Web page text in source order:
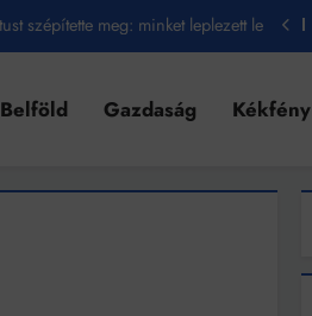
szépítette meg: minket leplezett le
boldogabbá tesz, mint a szerelem
Belföld Gazdaság Kékfény